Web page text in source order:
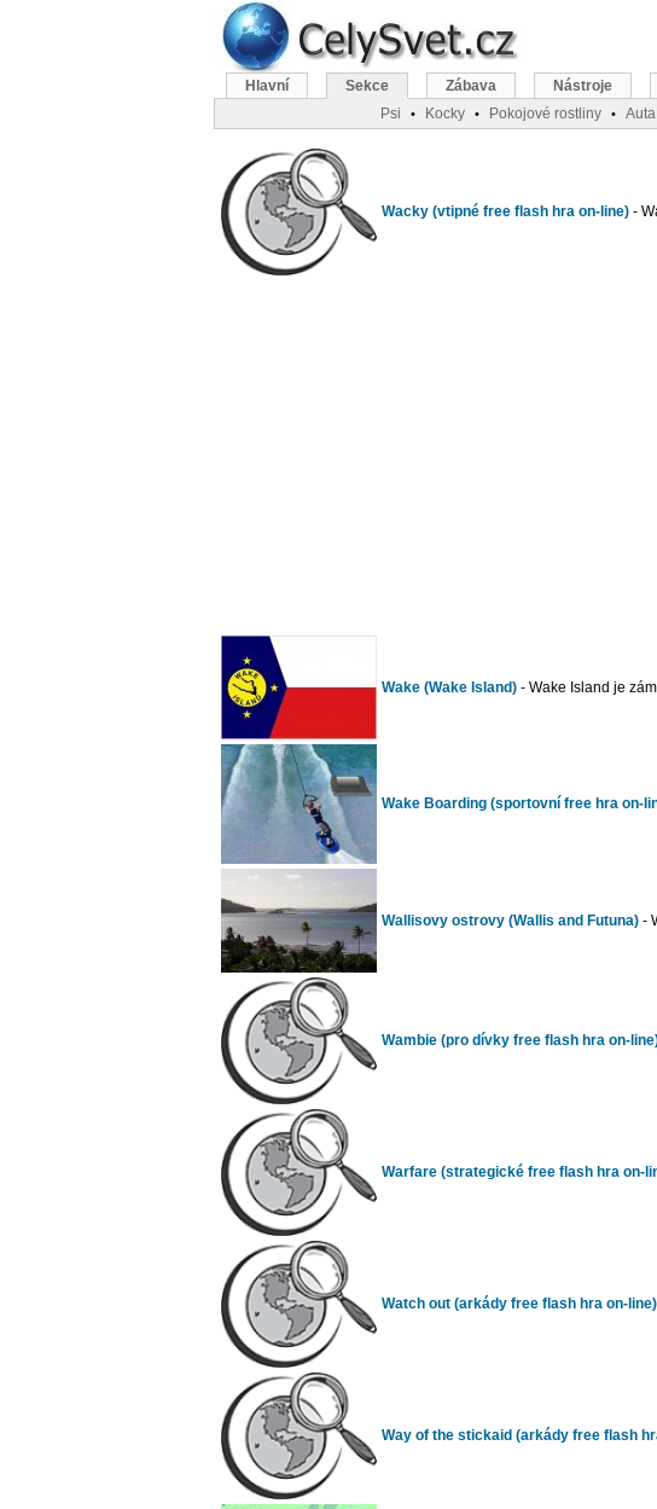
Wacky (vtipné free flash hra on-line) -
Wake (Wake Island) - Wake Island je
Wake Boarding (sportovní free hra on-
Wallisovy ostrovy (Wallis and Futuna) -
Wambie (pro dívky free flash hra on-
Warfare (strategické free flash hra on-
Watch out (arkády free flash hra on-line)
Way of the stickaid (arkády free flash
Hlavní Sekce Zábava Nástroje
Psi
• Kocky • Pokojové rostliny • Auta